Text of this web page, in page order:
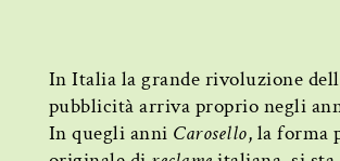
In Italia la grande rivoluzione
pubblicità arriva proprio negli
In quegli anni Carosello, la forma